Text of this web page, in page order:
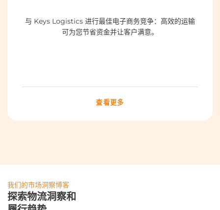
与 Keys Logistics 进行最佳电子商务竞争：高效的运输
可为您节省资金并让客户满意。
查看更多
我们的市场洞察博客
探索物流洞察和